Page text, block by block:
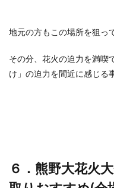
地元の方もこの場所を狙っ
その分、花火の迫力を満喫
け」の迫力を間近に感じる
６．熊野大花火